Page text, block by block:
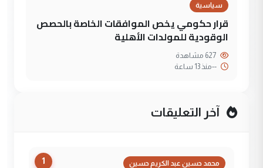
سياسية
قرار حكومي يخص الموافقات الخاصة بالحصص
الوقودية للمولدات الأهلية
--منذ 13 ساعة
آخر التعليقات
1 محمد حسين عبد الكريم حسين